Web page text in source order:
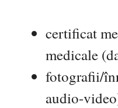
certificat
medicale
fotografii/
audio-